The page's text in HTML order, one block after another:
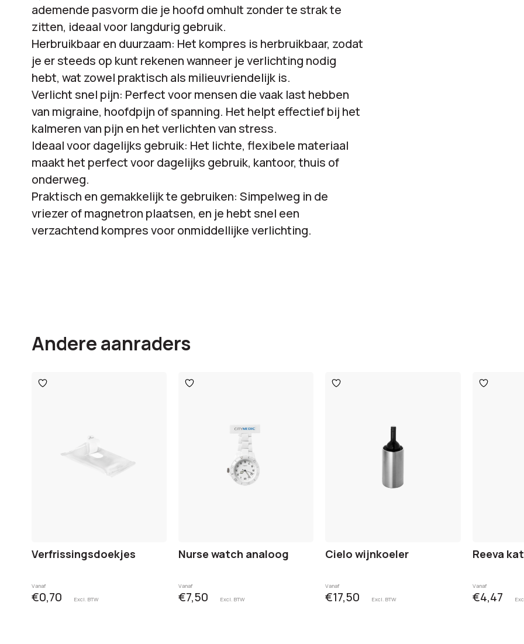
ademende pasvorm die je hoofd omhult zonder te strak te
zitten, ideaal voor langdurig gebruik.
Herbruikbaar en duurzaam: Het kompres is herbruikbaar, zodat
je er steeds op kunt rekenen wanneer je verlichting nodig
hebt, wat zowel praktisch als milieuvriendelijk is.
Verlicht snel pijn: Perfect voor mensen die vaak last hebben
van migraine, hoofdpijn of spanning. Het helpt effectief bij het
kalmeren van pijn en het verlichten van stress.
Ideaal voor dagelijks gebruik: Het lichte, flexibele materiaal
maakt het perfect voor dagelijks gebruik, kantoor, thuis of
onderweg.
Praktisch en gemakkelijk te gebruiken: Simpelweg in de
vriezer of magnetron plaatsen, en je hebt snel een
verzachtend kompres voor onmiddellijke verlichting.
Andere aanraders
Toevoegen
aan
Verfrissingsdoekjes
Vanaf
€0,70 Excl. BTW
Toevoegen
aan
Nurse watch analoog
Vanaf
€7,50 Excl. BTW
Toevoegen
aan
Cielo wijnkoeler
Vanaf
€17,50 Excl. BTW
aan
Reeva
Vanaf
€4,47